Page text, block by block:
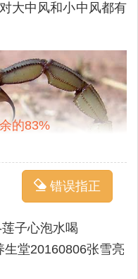
大中风和小中风都有
的83%
错误指正
子心泡水喝
堂20160806张雪亮